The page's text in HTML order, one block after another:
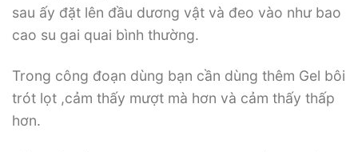
sau ấy đặt lên đầu dương vật và đeo vào như bao
cao su gai quai bình thường.
Trong công đoạn dùng bạn cần dùng thêm Gel bôi
trót lọt ,cảm thấy mượt mà hơn và cảm thấy thấp
hơn.